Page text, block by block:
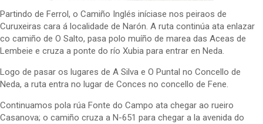
Partindo de Ferrol, o Camiño Inglés iníciase nos peiraos de
Curuxeiras cara á localidade de Narón. A ruta continúa ata enlazar
co camiño de O Salto, pasa polo muíño de marea das Aceas de
Lembeie e cruza a ponte do río Xubia para entrar en Neda.
Logo de pasar os lugares de A Silva e O Puntal no Concello de
Neda, a ruta entra no lugar de Conces no concello de Fene.
Continuamos pola rúa Fonte do Campo ata chegar ao rueiro
Casanova; o camiño cruza a N-651 para chegar a la avenida do